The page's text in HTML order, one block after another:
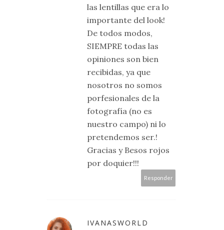
las lentillas que era lo
importante del look!
De todos modos,
SIEMPRE todas las
opiniones son bien
recibidas, ya que
nosotros no somos
porfesionales de la
fotografía (no es
nuestro campo) ni lo
pretendemos ser.!
Gracias y Besos rojos
por doquier!!!
Responder
IVANASWORLD